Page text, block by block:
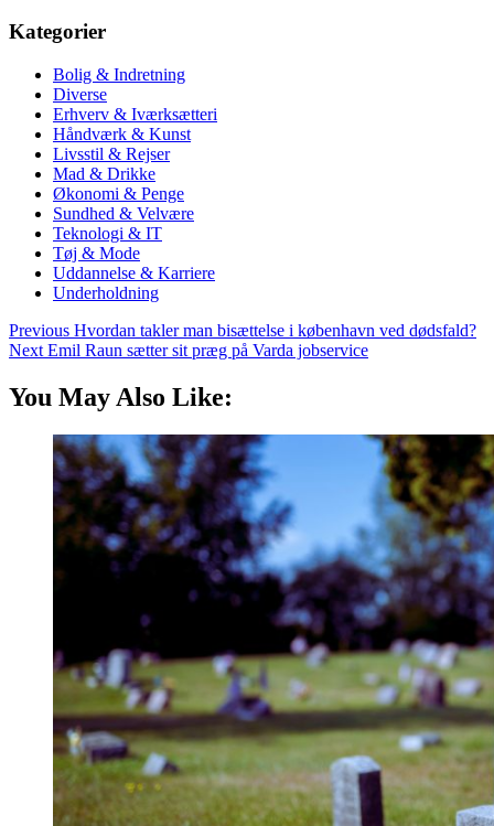
Kategorier
Bolig & Indretning
Diverse
Erhverv & Iværksætteri
Håndværk & Kunst
Livsstil & Rejser
Mad & Drikke
Økonomi & Penge
Sundhed & Velvære
Teknologi & IT
Tøj & Mode
Uddannelse & Karriere
Underholdning
Previous Hvordan takler man bisættelse i københavn ved dødsfald?
Next Emil Raun sætter sit præg på Varda jobservice
You May Also Like: